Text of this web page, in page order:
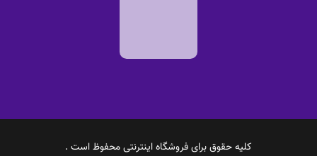
کلیه حقوق برای فروشگاه اینترنتی محفوظ است .